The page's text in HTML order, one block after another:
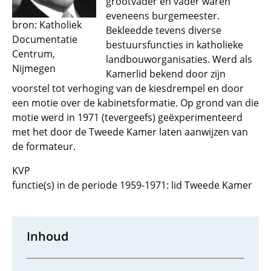
bron: Katholiek
Documentatie
Centrum,
Nijmegen
eveneens burgemeester.
Bekleedde tevens diverse
bestuursfuncties in katholieke
landbouworganisaties. Werd als
Kamerlid bekend door zijn
voorstel tot verhoging van de kiesdrempel en door
een motie over de kabinetsformatie. Op grond van die
motie werd in 1971 (tevergeefs) geëxperimenteerd
met het door de Tweede Kamer laten aanwijzen van
de formateur.
KVP
functie(s) in de periode 1959-1971: lid Tweede Kamer
Inhoud